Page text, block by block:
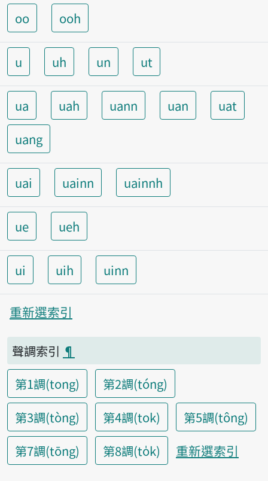
oo ooh
u uh un ut
ua uah uann uan
uat
uang
uai uainn uainnh
ue ueh
ui uih uinn
重新選索引
聲調索引 ¶
第1調(tong)
第2調(tóng)
第3調(tòng)
第4調(tok)
第5調(tông)
第7調(tōng)
第8調(to̍k) 重新選索引